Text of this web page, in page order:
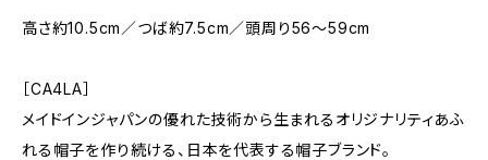
高さ約10.5cm／つば約7.5cm／頭周り56～59cm
［CA4LA］
メイドインジャパンの優れた技術から生まれるオリジナリティあふ
れる帽子を作り続ける、日本を代表する帽子ブランド。